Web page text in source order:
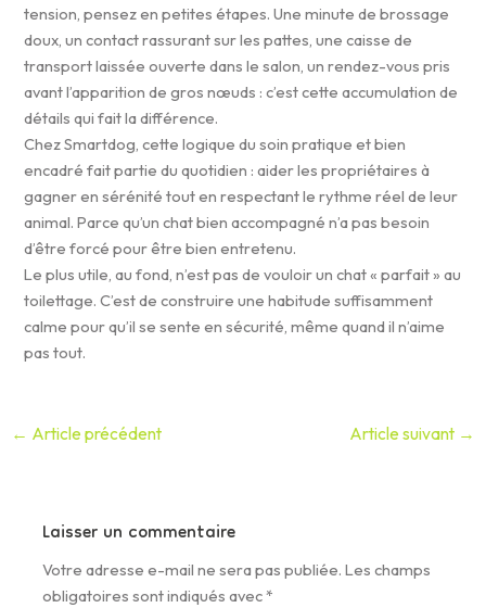
tension, pensez en petites étapes. Une minute de brossage
doux, un contact rassurant sur les pattes, une caisse de
transport laissée ouverte dans le salon, un rendez-vous pris
avant l’apparition de gros nœuds : c’est cette accumulation de
détails qui fait la différence.
Chez Smartdog, cette logique du soin pratique et bien
encadré fait partie du quotidien : aider les propriétaires à
gagner en sérénité tout en respectant le rythme réel de leur
animal. Parce qu’un chat bien accompagné n’a pas besoin
d’être forcé pour être bien entretenu.
Le plus utile, au fond, n’est pas de vouloir un chat « parfait » au
toilettage. C’est de construire une habitude suffisamment
calme pour qu’il se sente en sécurité, même quand il n’aime
pas tout.
← Article précédent Article suivant →
Laisser un commentaire
Votre adresse e-mail ne sera pas publiée. Les champs
obligatoires sont indiqués avec*